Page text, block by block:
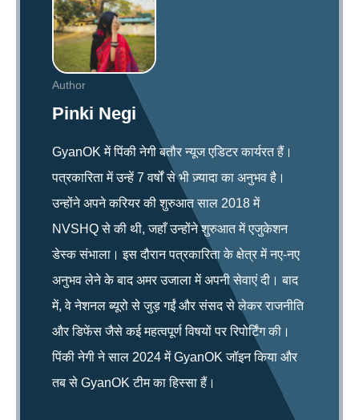
Author
Pinki Negi
GyanOK में पिंकी नेगी बतौर न्यूज एडिटर कार्यरत हैं।
पत्रकारिता में उन्हें 7 वर्षों से भी ज़्यादा का अनुभव है।
उन्होंने अपने करियर की शुरुआत साल 2018 में
NVSHQ से की थी, जहाँ उन्होंने शुरुआत में एजुकेशन
डेस्क संभाला। इस दौरान पत्रकारिता के क्षेत्र में नए-नए
अनुभव लेने के बाद अमर उजाला में अपनी सेवाएं दी। बाद
में, वे नेशनल ब्यूरो से जुड़ गईं और संसद से लेकर राजनीति
और डिफेंस जैसे कई महत्वपूर्ण विषयों पर रिपोर्टिंग की।
पिंकी नेगी ने साल 2024 में GyanOK जॉइन किया और
तब से GyanOK टीम का हिस्सा हैं।